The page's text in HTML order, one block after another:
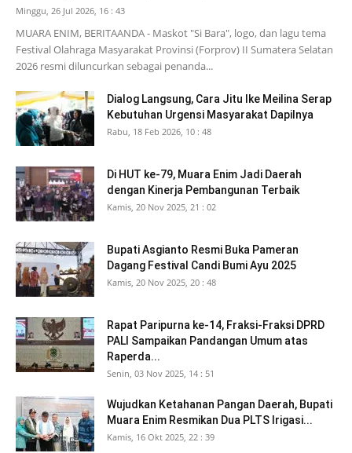
Minggu, 26 Jul 2026, 16 : 43
MUARA ENIM, BERITAANDA - Maskot "Si Bara", logo, dan lagu tema
Festival Olahraga Masyarakat Provinsi (Forprov) II Sumatera Selatan
2026 resmi diluncurkan sebagai penanda...
Dialog Langsung, Cara Jitu Ike Meilina Serap
Kebutuhan Urgensi Masyarakat Dapilnya
Rabu, 18 Feb 2026, 10 : 48
Di HUT ke-79, Muara Enim Jadi Daerah
dengan Kinerja Pembangunan Terbaik
Kamis, 20 Nov 2025, 21 : 02
Bupati Asgianto Resmi Buka Pameran
Dagang Festival Candi Bumi Ayu 2025
Kamis, 20 Nov 2025, 20 : 48
Rapat Paripurna ke-14, Fraksi-Fraksi DPRD
PALI Sampaikan Pandangan Umum atas
Raperda...
Senin, 03 Nov 2025, 14 : 51
Wujudkan Ketahanan Pangan Daerah, Bupati
Muara Enim Resmikan Dua PLTS Irigasi...
Kamis, 16 Okt 2025, 22 : 39